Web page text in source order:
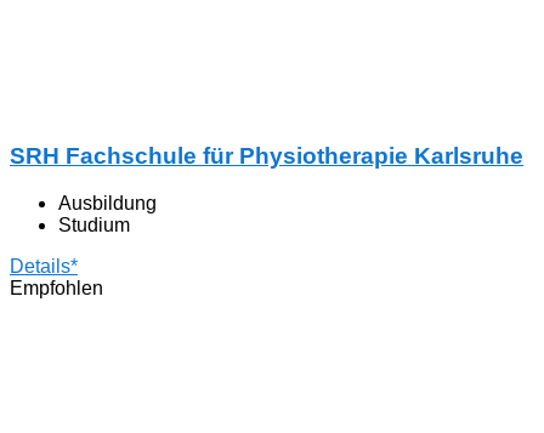
SRH Fachschule für Physiotherapie Karlsruhe
Ausbildung
Studium
Details*
Empfohlen